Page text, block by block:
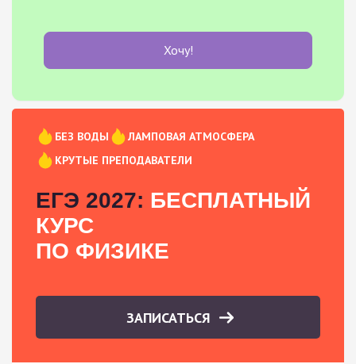
Хочу!
БЕЗ ВОДЫ
ЛАМПОВАЯ АТМОСФЕРА
КРУТЫЕ ПРЕПОДАВАТЕЛИ
ЕГЭ 2027: БЕСПЛАТНЫЙ
КУРС
ПО ФИЗИКЕ
ЗАПИСАТЬСЯ